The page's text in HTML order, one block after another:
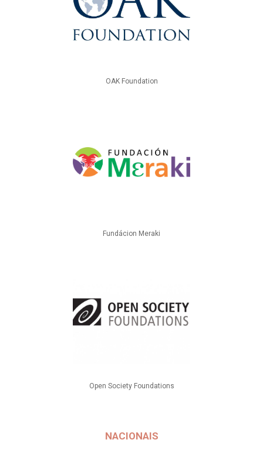
OAK Foundation
Fundácion Meraki
Open Society Foundations
NACIONAIS